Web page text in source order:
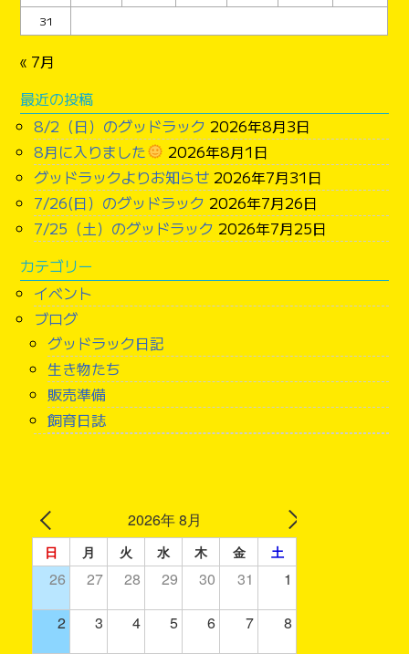
31
« 7月
最近の投稿
8/2（日）のグッドラック 2026年8月3日
8月に入りました
2026年8月1日
グッドラックよりお知らせ 2026年7月31日
7/26(日）のグッドラック 2026年7月26日
7/25（土）のグッドラック 2026年7月25日
カテゴリー
イベント
ブログ
グッドラック日記
生き物たち
販売準備
飼育日誌
2026年 8月
日 月 火 水 木 金 土
26 27 28 29 30 31 1
2 3 4 5 6 7 8